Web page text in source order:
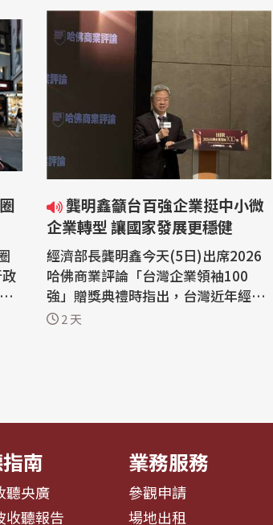
龔明鑫籲台百強企業挺中小微
企業轉型 讓國家發展更穩健
經濟部長龔明鑫今天(5日)出席2026
哈佛商業評論「台灣企業領袖100
強」贈獎典禮時指出，台灣近年經濟
表現亮眼，尤其高科技產業賺了很多
2 天
南
聽央廣
收聽報告
業務服務
參觀申請
場地出租